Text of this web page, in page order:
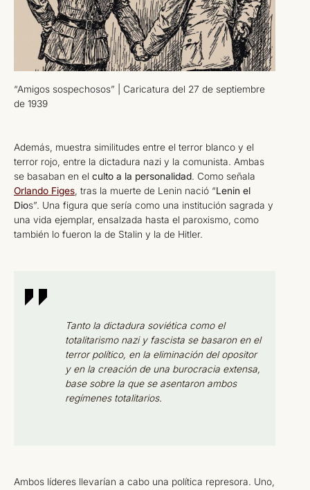
“Amigos sospechosos” | Caricatura del 27 de septiembre
de 1939
Además, muestra similitudes entre el terror blanco y el
terror rojo, entre la dictadura nazi y la comunista. Ambas
se basaban en el culto a la personalidad. Como señala
Orlando Figes, tras la muerte de Lenin nació “Lenin el
Dios”. Una figura que sería como una institución sagrada y
una vida ejemplar, ensalzada hasta el paroxismo, como
también lo fueron la de Stalin y la de Hitler.
Tanto la dictadura soviética como el
totalitarismo nazi y fascista se basaron en el
terror político, en la eliminación del opositor
y en la creación de una burocracia extensa,
base sobre la que se asentaron ambos
regímenes totalitarios.
Ambos líderes llevarían a cabo una política represora. Uno,